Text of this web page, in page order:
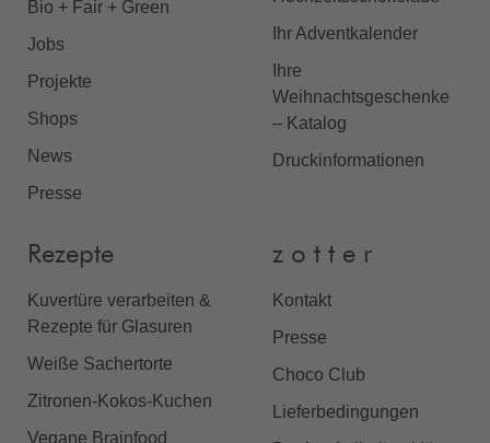
Bio + Fair + Green
Jobs
Projekte
Shops
News
Presse
Ihr Adventkalender
Ihre
Weihnachtsgeschenke
– Katalog
Druckinformationen
Rezepte
Kuvertüre verarbeiten &
Rezepte für Glasuren
Weiße Sachertorte
Zitronen-Kokos-Kuchen
Vegane Brainfood
z o t t e r
Kontakt
Presse
Choco Club
Lieferbedingungen